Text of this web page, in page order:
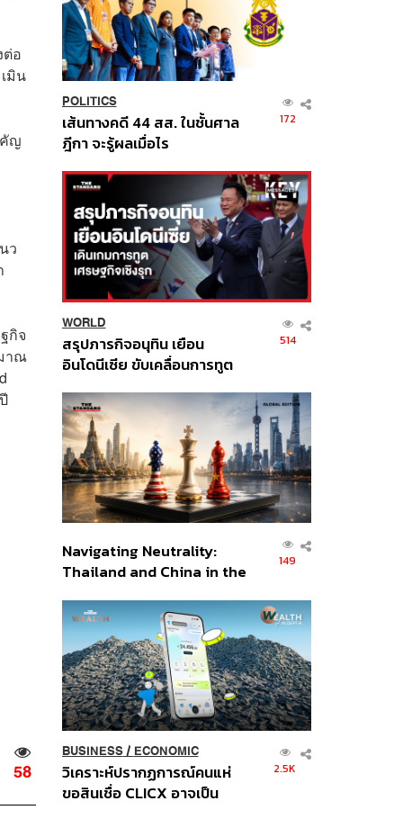
ต่อ
มิน
ญ
ว
กิจ
าณ
58
POLITICS
เส้นทางคดี 44 สส. ในชั้นศาล
ฎีกา จะรู้ผลเมื่อไร
172
WORLD
สรุปภารกิจอนุทิน เยือน
อินโดนีเซีย ขับเคลื่อนการทูต
ส่วนยุทธศาสตร์ไทย –
อินโดนีเซีย
514
Navigating Neutrality:
Thailand and China in the
Order
149
BUSINESS/ ECONOMIC
วิเคราะห์ปรากฏการณ์คนแห่
ขอสินเชื่อ CLICX อาจเป็น
2.5K